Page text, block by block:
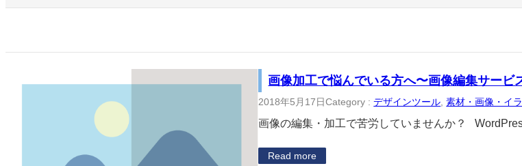
画像加工で悩んでいる方へ〜画像編集サー
2018年5月17日Category :デザインツール , 素材・画像・イ
画像の編集・加工で苦労していませんか？
Read more